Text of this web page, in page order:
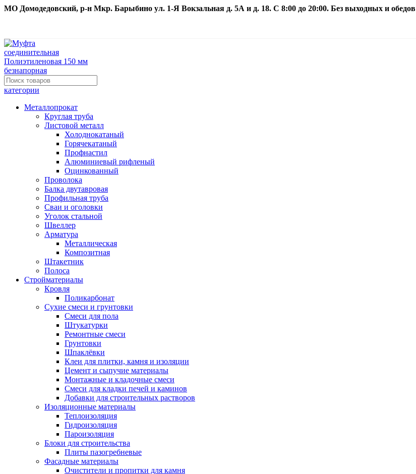
МО Домодедовский, р-н Мкр. Барыбино ул. 1-Я Вокзальная д. 5А и д. 18. С 8:00 до 20:00. Без выходных и обедов
категории
Металлопрокат
Круглая труба
Листовой металл
Холоднокатаный
Горячекатаный
Профнастил
Алюминиевый рифленый
Оцинкованный
Проволока
Балка двутавровая
Профильная труба
Сваи и оголовки
Уголок стальной
Швеллер
Арматура
Металлическая
Композитная
Штакетник
Полоса
Стройматериалы
Кровля
Поликарбонат
Сухие смеси и грунтовки
Смеси для пола
Штукатурки
Ремонтные смеси
Грунтовки
Шпаклёвки
Клеи для плитки, камня и изоляции
Цемент и сыпучие материалы
Монтажные и кладочные смеси
Смеси для кладки печей и каминов
Добавки для строительных растворов
Изоляционные материалы
Теплоизоляция
Гидроизоляция
Пароизоляция
Блоки для строительства
Плиты пазогребневые
Фасадные материалы
Очистители и пропитки для камня